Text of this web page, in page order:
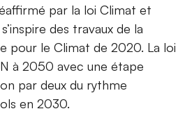
par la loi Climat et
des travaux de la
pour le Climat de 2020. La loi
à 2050 avec une étape
par deux du rythme
en 2030.